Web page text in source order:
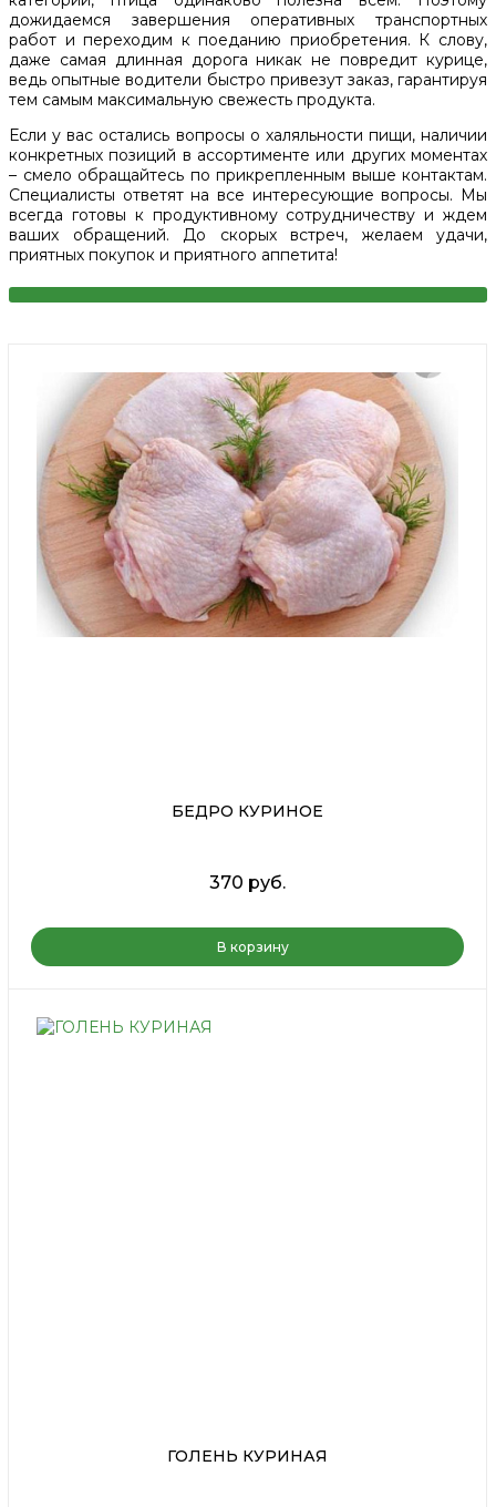
дожидаемся завершения оперативных транспортных
работ и переходим к поеданию приобретения. К слову,
даже самая длинная дорога никак не повредит курице,
ведь опытные водители быстро привезут заказ, гарантируя
тем самым максимальную свежесть продукта.
Если у вас остались вопросы о халяльности пищи, наличии
конкретных позиций в ассортименте или других моментах
– смело обращайтесь по прикрепленным выше контактам.
Специалисты ответят на все интересующие вопросы. Мы
всегда готовы к продуктивному сотрудничеству и ждем
ваших обращений. До скорых встреч, желаем удачи,
приятных покупок и приятного аппетита!
БЕДРО КУРИНОЕ
370 руб.
В корзину
ГОЛЕНЬ КУРИНАЯ